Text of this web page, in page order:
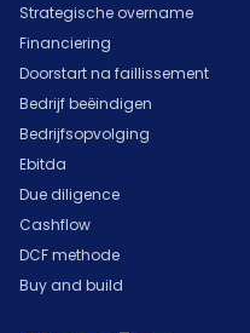
Strategische overname
Financiering
Doorstart na faillissement
Bedrijf beëindigen
Bedrijfsopvolging
Ebitda
Due diligence
Cashflow
DCF methode
Buy and build